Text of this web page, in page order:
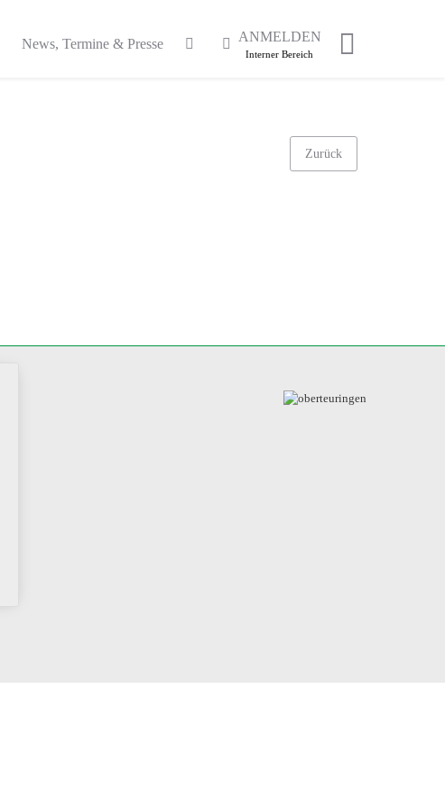
News, Termine & Presse ANMELDEN
Interner Bereich
Zurück